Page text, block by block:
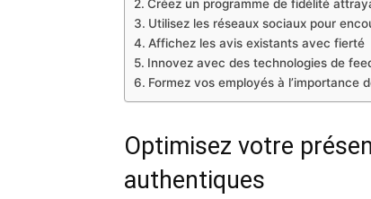
Créez un programme de fidélité
Utilisez les réseaux sociaux pour
Affichez les avis existants avec fierté
Innovez avec des technologies de
Formez vos employés à l’importance
Optimisez votre
authentiques